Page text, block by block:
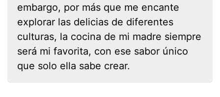
embargo, por más que me encante
explorar las delicias de diferentes
culturas, la cocina de mi madre siempre
será mi favorita, con ese sabor único
que solo ella sabe crear.